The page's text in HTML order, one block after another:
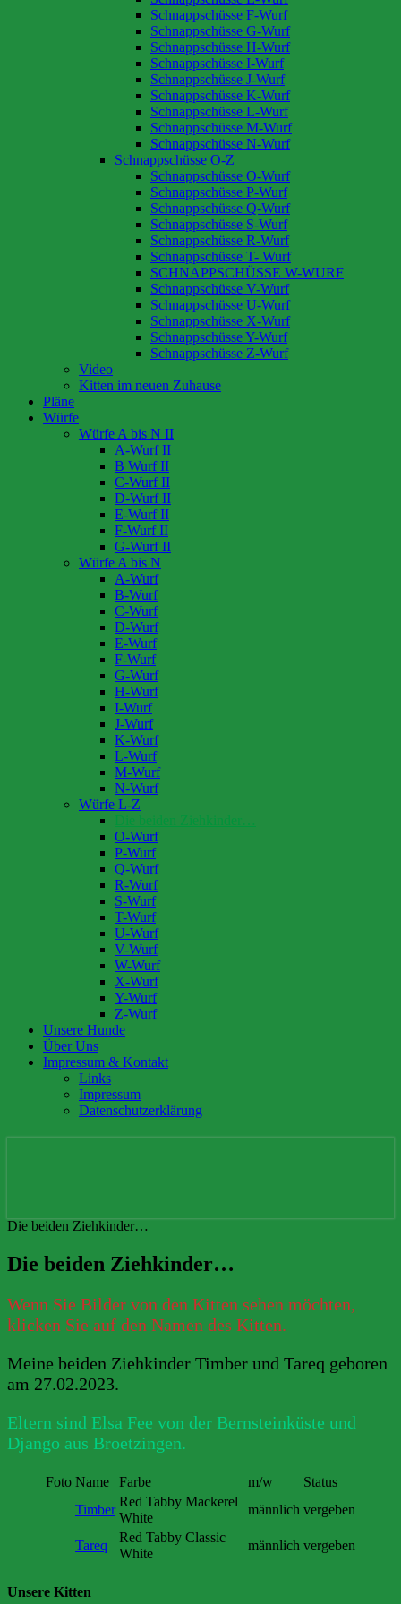
Schnappschüsse F-Wurf
Schnappschüsse G-Wurf
Schnappschüsse H-Wurf
Schnappschüsse I-Wurf
Schnappschüsse J-Wurf
Schnappschüsse K-Wurf
Schnappschüsse L-Wurf
Schnappschüsse M-Wurf
Schnappschüsse N-Wurf
Schnappschüsse O-Z
Schnappschüsse O-Wurf
Schnappschüsse P-Wurf
Schnappschüsse Q-Wurf
Schnappschüsse S-Wurf
Schnappschüsse R-Wurf
Schnappschüsse T- Wurf
SCHNAPPSCHÜSSE W-WURF
Schnappschüsse V-Wurf
Schnappschüsse U-Wurf
Schnappschüsse X-Wurf
Schnappschüsse Y-Wurf
Schnappschüsse Z-Wurf
Video
Kitten im neuen Zuhause
Pläne
Würfe
Würfe A bis N II
A-Wurf II
B Wurf II
C-Wurf II
D-Wurf II
E-Wurf II
F-Wurf II
G-Wurf II
Würfe A bis N
A-Wurf
B-Wurf
C-Wurf
D-Wurf
E-Wurf
F-Wurf
G-Wurf
H-Wurf
I-Wurf
J-Wurf
K-Wurf
L-Wurf
M-Wurf
N-Wurf
Würfe L-Z
Die beiden Ziehkinder…
O-Wurf
P-Wurf
Q-Wurf
R-Wurf
S-Wurf
T-Wurf
U-Wurf
V-Wurf
W-Wurf
X-Wurf
Y-Wurf
Z-Wurf
Unsere Hunde
Über Uns
Impressum & Kontakt
Links
Impressum
Datenschutzerklärung
Die beiden Ziehkinder…
Die beiden Ziehkinder…
Wenn Sie Bilder von den Kitten sehen möchten,
klicken Sie auf den Namen des Kitten.
Meine beiden Ziehkinder Timber und Tareq geboren
am 27.02.2023.
Eltern sind Elsa Fee von der Bernsteinküste und
Django aus Broetzingen.
Foto Name Farbe m/w
Status
Timber
Red Tabby Mackerel
White
männlich vergeben
Tareq
Red Tabby Classic
White
männlich vergeben
Unsere Kitten